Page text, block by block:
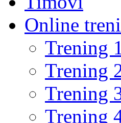
Online
Trening 1
Trening
Trening
Trening